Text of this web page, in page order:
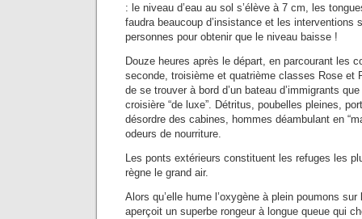
: le niveau d’eau au sol s’élève à 7 cm, les
faudra beaucoup d’insistance et les interventions
personnes pour obtenir que le niveau baisse !
Douze heures après le départ, en parcourant les
seconde, troisième et quatrième classes Rose et
de se trouver à bord d’un bateau d’immigrants
croisière “de luxe”. Détritus, poubelles pleines,
désordre des cabines, hommes déambulant en
odeurs de nourriture.
Les ponts extérieurs constituent les refuges les
règne le grand air.
Alors qu’elle hume l’oxygène à plein poumons
aperçoit un superbe rongeur à longue queue qui